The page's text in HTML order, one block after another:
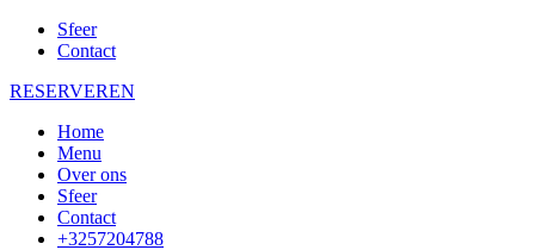
Sfeer
Contact
RESERVEREN
Home
Menu
Over ons
Sfeer
Contact
+3257204788